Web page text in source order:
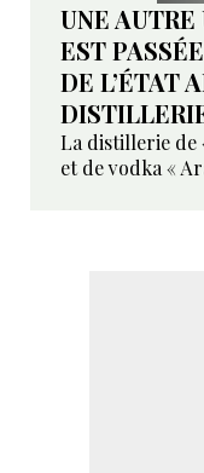
UNE
EST
DE L’ÉTAT
La distillerie de
et de vodka «